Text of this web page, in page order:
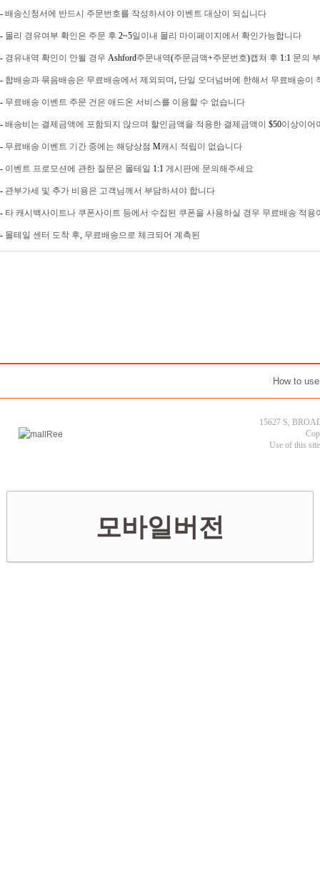
- 배송신청서에 반드시 주문번호를 작성하셔야 이벤트 대상이 되십니다
- 몰리 경유여부 확인은 주문 후 2~5일이내 몰리 마이페이지에서 확인가능합니다
- 경유내역 확인이 안될 경우 Ashford주문내역(주문금액+주문번호)캡쳐 후 1:1 문의
- 합배송과 묶음배송은 무료배송에서 제외되며, 단일 오더넘버에 한해서 무료배송이
- 무료배송 이벤트 주문 건은 애드온 서비스를 이용할 수 없습니다
- 배송비는 결제금액에 포함되지 않으며 할인금액을 적용한 결제금액이 $50이상이어
- 무료배송 이벤트 기간 중에는 해당상점 M캐시 적립이 없습니다
- 이벤트 프로모션에 관한 질문은 몰테일 1:1 게시판에 문의해주세요
- 관부가세 및 추가 비용은 고객님께서 부담하셔야 합니다
- 타 캐시백사이트나 쿠폰사이트 등에서 수집된 쿠폰을 사용하실 경우 무료배송 적용
- 몰테일 센터 도착 후, 무료배송으로 체크되어 계측된
How to use
15627 S,
Use of this
모바일버전